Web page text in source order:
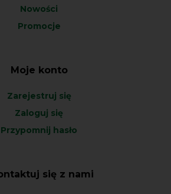
Nowości
Promocje
Moje konto
Zarejestruj się
Zaloguj się
Przypomnij hasło
się z nami